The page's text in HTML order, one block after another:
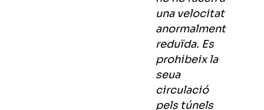
una velocitat
anormalment
reduïda. Es
prohibeix la
seua
circulació
pels túnels